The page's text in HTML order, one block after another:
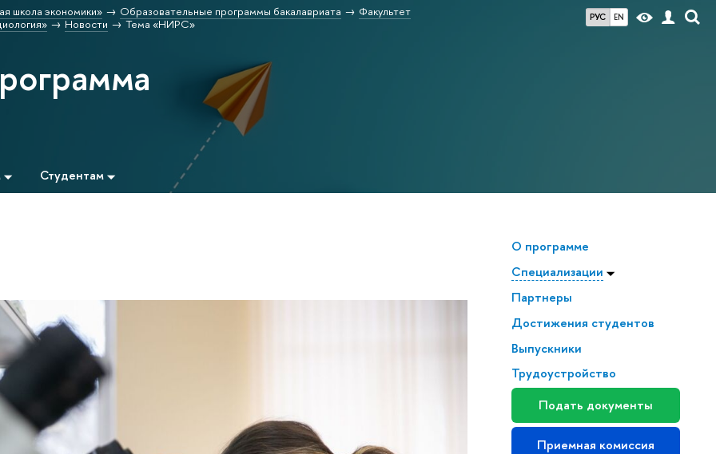
РУС EN
школа экономики» Образовательные программы бакалавриата
Факультет
Новости Тема «НИРС»
Студентам
О программе
Специализации
Партнеры
Достижения студентов
Выпускники
Трудоустройство
Подать документы
Приемная комиссия